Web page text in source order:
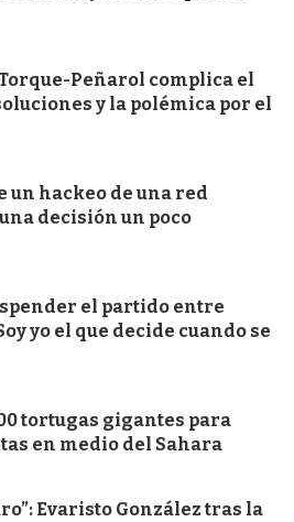
Peñarol complica el
y la polémica por el
un hackeo de una red
decisión un poco
el partido entre
yo el que decide cuando se
tortugas gigantes para
en medio del Sahara
Evaristo González tras la